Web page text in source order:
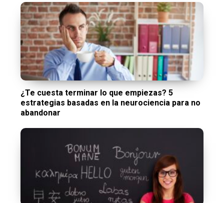
¿Te cuesta terminar lo que empiezas? 5
estrategias basadas en la neurociencia para no
abandonar